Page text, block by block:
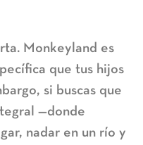
Monkeyland es
que tus hijos
si buscas que
—donde
nadar en un río y